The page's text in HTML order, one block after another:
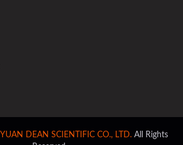
YUAN DEAN SCIENTIFIC CO., LTD. All Rights